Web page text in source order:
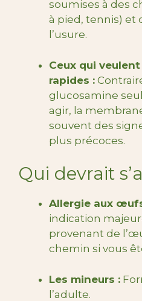
soumises à des
à pied, tennis) et
l’usure.
Ceux qui
rapides :
glucosamine
agir, la
souvent des
plus précoces.
Qui devrait
Allergie aux
indication
provenant de
chemin si vous
Les mineurs :
l’adulte.